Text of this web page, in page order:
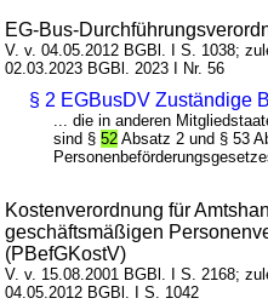
EG-Bus-
V. v. 04.05.2012 BGBl. I S. 1038;
02.03.2023 BGBl. 2023 I Nr. 56
§ 2 EGBusDV Zuständige
... die in anderen
sind §52 Absatz 2 und § 53
Kostenverordnung für
geschäftsmäßigen
(PBefGKostV)
V. v. 15.08.2001 BGBl. I S. 2168;
04.05.2012 BGBl. I S. 1042